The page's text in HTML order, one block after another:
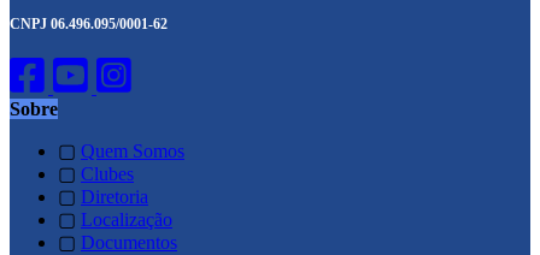
CNPJ 06.496.095/0001-62
Sobre
▢ Quem Somos
▢ Clubes
▢ Diretoria
▢ Localização
▢ Documentos